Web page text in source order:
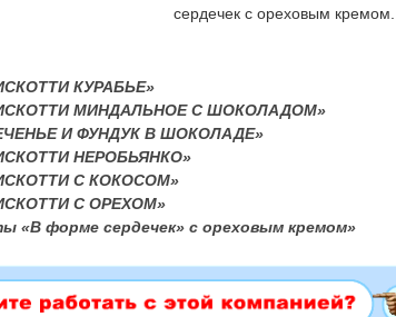
сердечек с ореховым кремом.
КУРАБЬЕ»
МИНДАЛЬНОЕ С ШОКОЛАДОМ»
И ФУНДУК В ШОКОЛАДЕ»
НЕРОБЬЯНКО»
С КОКОСОМ»
С ОРЕХОМ»
«В форме сердечек» с ореховым кремом»